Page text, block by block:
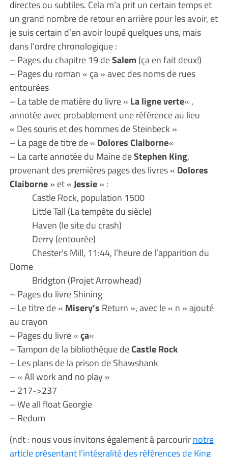
directes ou subtiles. Cela m’a prit un certain temps et
un grand nombre de retour en arrière pour les avoir, et
je suis certain d’en avoir loupé quelques uns, mais
dans l’ordre chronologique :
– Pages du chapitre 19 deSalem (ça en fait deux!)
– Pages du roman « ça » avec des noms de rues
entourées
– La table de matière du livre « La ligne verte« ,
annotée avec probablement une référence au lieu
« Des souris et des hommes de Steinbeck »
– La page de titre de « Dolores Claiborne«
– La carte annotée du Maine deStephen King,
provenant des premières pages des livres « Dolores
Claiborne» et «Jessie» :
Castle Rock, population 1500
Little Tall (La tempête du siècle)
Haven (le site du crash)
Derry (entourée)
Chester’s Mill, 11:44, l’heure de l’apparition du
Dome
Bridgton (Projet Arrowhead)
– Pages du livre Shining
– Le titre de « Misery’s Return », avec le « n » ajouté
au crayon
– Pages du livre «ça«
– Tampon de la bibliothèque deCastle Rock
– Les plans de la prison de Shawshank
– « All work and no play »
– 217->237
– We all float Georgie
– Redum
(ndt : nous vous invitons également à parcourirnotre
article présentant l’intégralité des références de King